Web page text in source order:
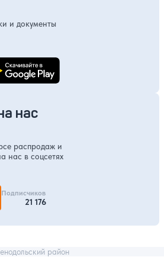
и документы
нас
распродаж и
нас в соцсетях
Подписчиков
21 176
район